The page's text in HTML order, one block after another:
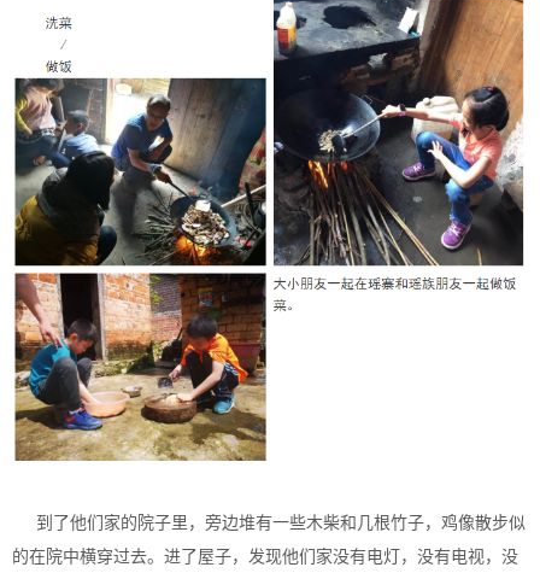
到了他们家的院子里，旁边堆有一些木柴和几根竹子，鸡像散步似
的在院中横穿过去。进了屋子，发现他们家没有电灯，没有电视，没